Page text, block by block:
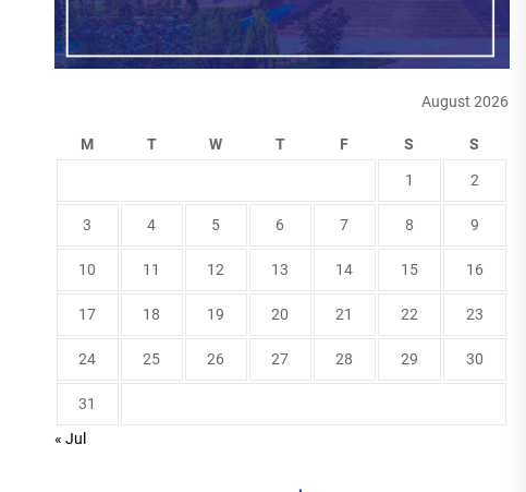
August 2026
M T W T F S S
1 2
3 4 5 6 7 8 9
10 11 12 13 14 15 16
17 18 19 20 21 22 23
24 25 26 27 28 29 30
31
« Jul